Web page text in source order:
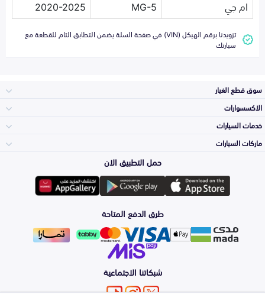
ام جي
MG-5
2020-2025
تزويدنا برقم الهيكل (VIN) في صفحة السلة يضمن التطابق التام للقطعة مع
سيارتك
سوق قطع الغيار
المكائن، القيرات
وملحقاتها
الشمعات
والاصطبات (الاضاءة)
الفرامل والأقمشة
الاكسسوارات
لوازم الرحلات
اكسسوارات العناية
الزيوت و السوائل
خدمات السيارات
الأكثر مبيعاً
التلميع والعناية
ماركات السيارات
تويوتا
هيونداي
كيا
حمل التطبيق الان
طرق الدفع المتاحة
شبكاتنا الاجتماعية